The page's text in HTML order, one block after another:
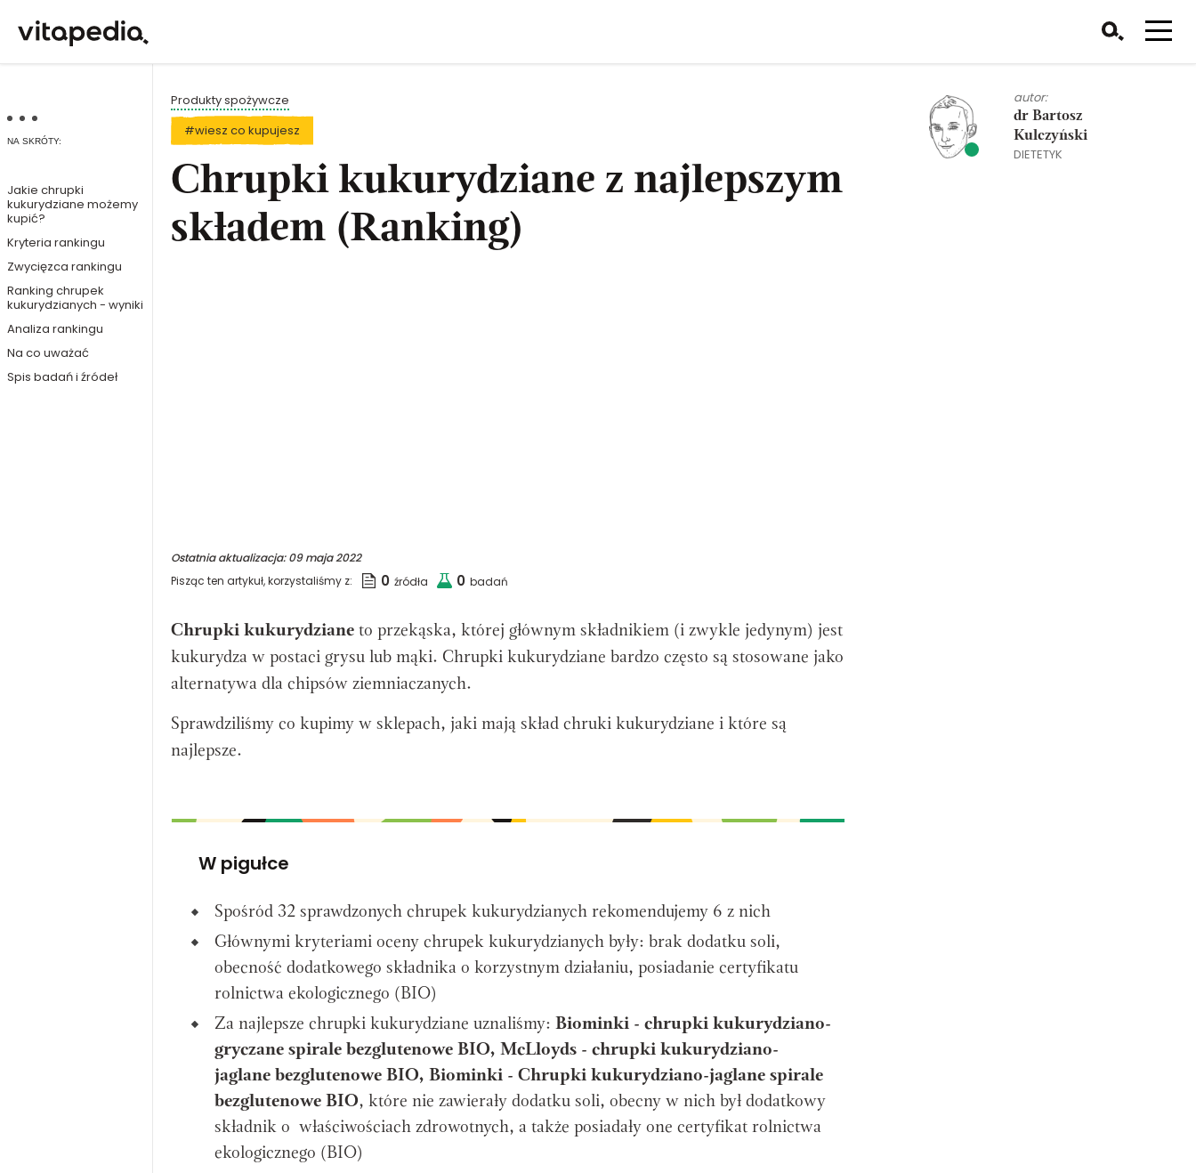
NA SKRÓTY:
Jakie chrupki
kukurydziane możemy
kupić?
Kryteria rankingu
Zwycięzca rankingu
Ranking chrupek
kukurydzianych - wyniki
Analiza rankingu
Na co uważać
Spis badań i źródeł
Produkty spożywcze
#wiesz co kupujesz
Chrupki kukurydziane z najlepszym
składem (Ranking)
Ostatnia aktualizacja:09 maja 2022
Pisząc ten artykuł, korzystaliśmy z:
0 źródła 0 badań
Chrupki kukurydziane to przekąska, której głównym składnikiem (i zwykle jedynym) jest
kukurydza w postaci grysu lub mąki. Chrupki kukurydziane bardzo często są stosowane jako
alternatywa dla chipsów ziemniaczanych.
Sprawdziliśmy co kupimy w sklepach, jaki mają skład chruki kukurydziane i które są
najlepsze.
W pigułce
Spośród 32 sprawdzonych chrupek kukurydzianych rekomendujemy 6 z nich
Głównymi kryteriami oceny chrupek kukurydzianych były: brak dodatku soli,
obecność dodatkowego składnika o korzystnym działaniu, posiadanie certyfikatu
rolnictwa ekologicznego (BIO)
Za najlepsze chrupki kukurydziane uznaliśmy: Biominki - chrupki kukurydziano-
gryczane spirale bezglutenowe BIO, McLloyds - chrupki kukurydziano-
jaglane bezglutenowe BIO, Biominki - Chrupki kukurydziano-jaglane spirale
bezglutenowe BIO, które nie zawierały dodatku soli, obecny w nich był dodatkowy
składnik o właściwościach zdrowotnych, a także posiadały one certyfikat rolnictwa
ekologicznego (BIO)
autor:
dr Bartosz
Kulczyński
DIETETYK